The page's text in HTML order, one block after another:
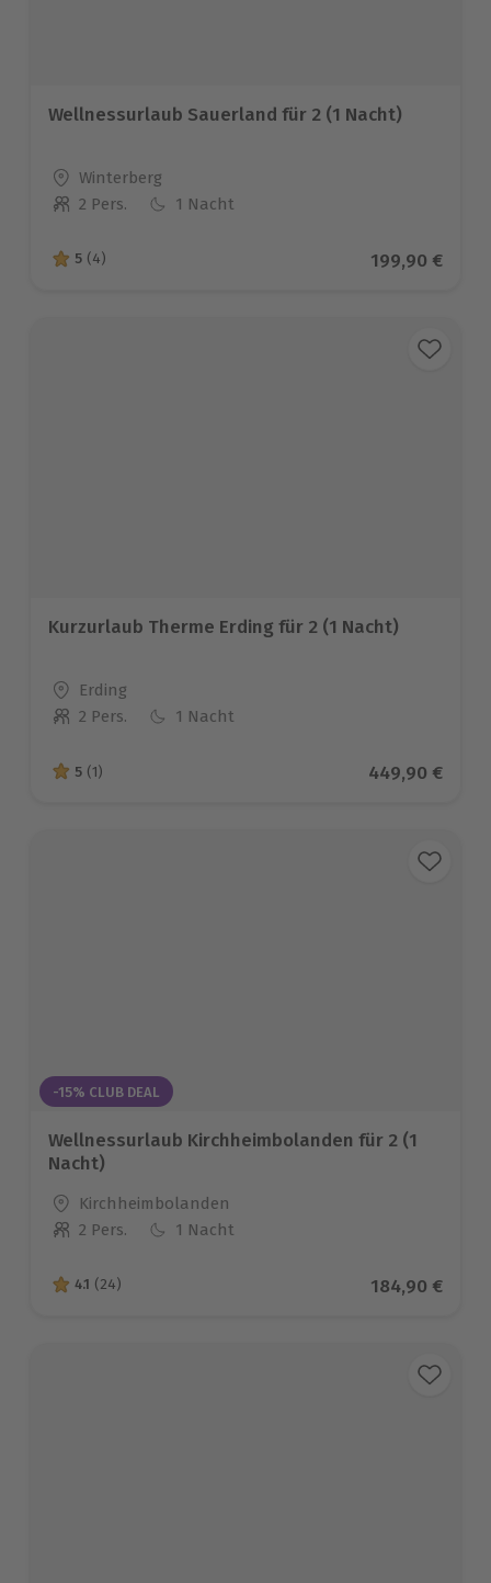
Wellnessurlaub Sauerland für 2 (1 Nacht)
Standort
Winterberg
Anzahl der Teilnehmer
2 Pers. 1 Nacht
5 von 5 Sternen basierend auf 4 Bewertungen
5 (4) Aktueller
199,90 €
Kurzurlaub Therme Erding für 2 (1 Nacht)
Standort
Erding
Anzahl der Teilnehmer
2 Pers. 1 Nacht
5 von 5 Sternen basierend auf 1 Bewertungen
5 (1) Aktueller
449,90 €
-15% CLUB DEAL
Wellnessurlaub Kirchheimbolanden für 2 (1
Nacht)
Standort
Kirchheimbolanden
Anzahl der Teilnehmer
2 Pers. 1 Nacht
4.1 von 5 Sternen basierend auf 24 Bewertungen
4.1 (24) Aktueller
184,90 €